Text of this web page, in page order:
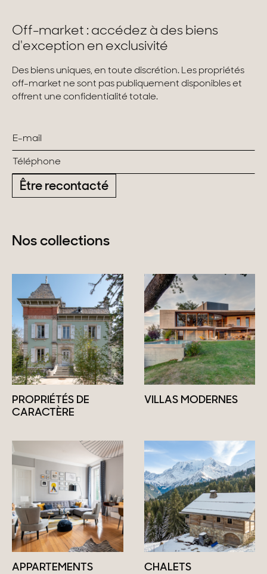
Off-market : accédez à des biens
d'exception en exclusivité
Des biens uniques, en toute discrétion. Les propriétés
off-market ne sont pas publiquement disponibles et
offrent une confidentialité totale.
Être recontacté
Nos collections
PROPRIÉTÉS DE
CARACTÈRE
VILLAS MODERNES
APPARTEMENTS CHALETS